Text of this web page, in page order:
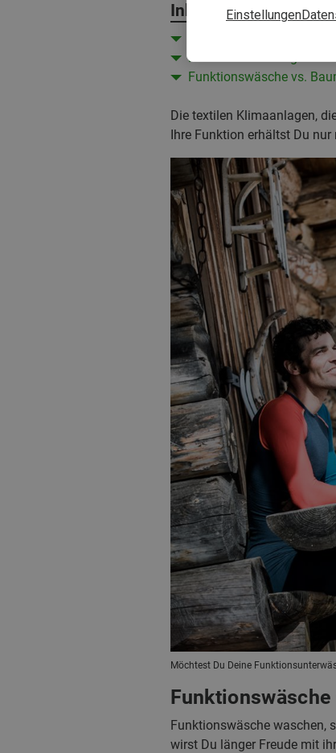
Einstellungen
Inhalt
Materialien und
Funktionswäsche vs.
Die textilen Klimaanlagen,
Ihre Funktion erhältst Du
Möchtest Du Deine
Funktionswäsche waschen,
wirst Du länger Freude mit